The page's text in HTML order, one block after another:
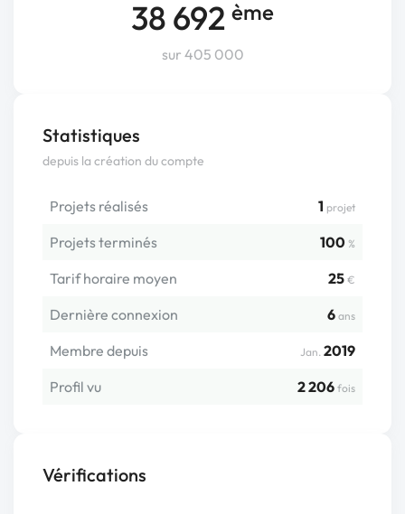
38 692 ème
sur 405 000
Statistiques
depuis la création du compte
Projets réalisés 1 projet
Projets terminés 100 %
Tarif horaire moyen 25 €
Dernière connexion 6 ans
Membre depuis Jan. 2019
Profil vu
2 206 fois
Vérifications